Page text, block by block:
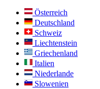
Österreich
Deutschland
Schweiz
Liechtenstein
Griechenland
Italien
Niederlande
Slowenien